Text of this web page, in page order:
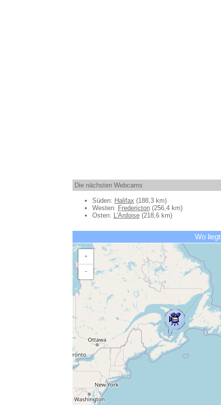
Die nächsten Webcams
Süden: Halifax (188,3 km)
Westen: Fredericton(256,4 km)
Osten: L'Ardoise(218,6 km)
Wo
+
−